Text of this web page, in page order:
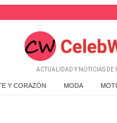
ACTUALIDAD Y NOTICIAS DE
Y CORAZÓN MODA